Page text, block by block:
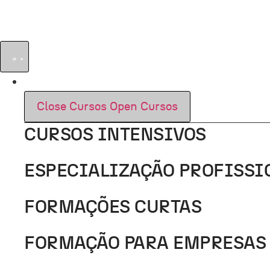
o
conteúdo
Close Cursos Open Cursos
CURSOS INTENSIVOS
ESPECIALIZAÇÃO
FORMAÇÕES CURTAS
FORMAÇÃO PARA EMPRESAS